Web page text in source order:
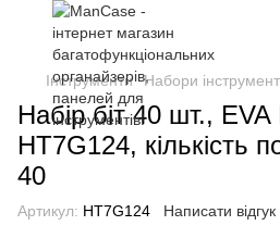
Інструменти Набори
Набір біт 40 шт.,
HT7G124, кількість
40
Артикул: HT7G124 Написати відгук